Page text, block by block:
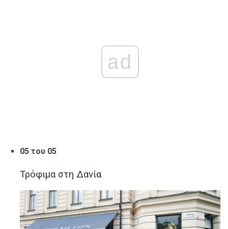
ad
05 του 05
Τρόφιμα στη Δανία